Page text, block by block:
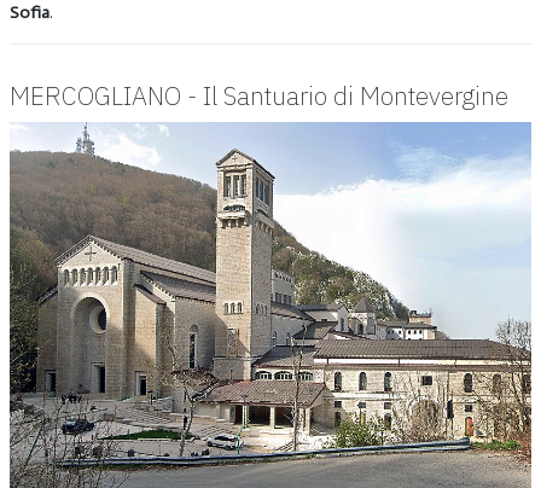
Sofia.
MERCOGLIANO - Il Santuario di Montevergine